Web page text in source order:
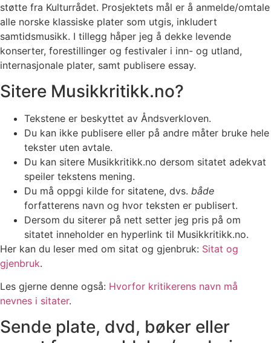
støtte fra Kulturrådet. Prosjektets mål er å anmelde/omtale
alle norske klassiske plater som utgis, inkludert
samtidsmusikk. I tillegg håper jeg å dekke levende
konserter, forestillinger og festivaler i inn- og utland,
internasjonale plater, samt publisere essay.
Sitere Musikkritikk.no?
Tekstene er beskyttet av Åndsverkloven.
Du kan ikke publisere eller på andre måter bruke hele
tekster uten avtale.
Du kan sitere Musikkritikk.no dersom sitatet adekvat
speiler tekstens mening.
Du må oppgi kilde for sitatene, dvs. både
forfatterens navn og hvor teksten er publisert.
Dersom du siterer på nett setter jeg pris på om
sitatet inneholder en hyperlink til Musikkritikk.no.
Her kan du leser med om sitat og gjenbruk: Sitat og
gjenbruk.
Les gjerne denne også: Hvorfor kritikerens navn må
nevnes i sitater.
Sende plate, dvd, bøker eller